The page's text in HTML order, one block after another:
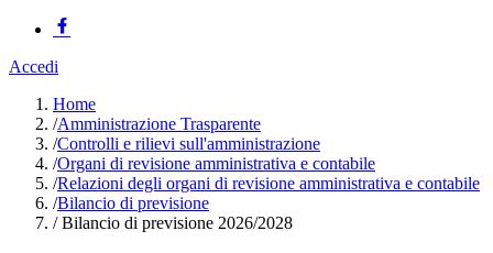
Accedi
Home
/Amministrazione Trasparente
/Controlli e rilievi sull'amministrazione
/Organi di revisione amministrativa e contabile
/Relazioni degli organi di revisione amministrativa e contabile
/Bilancio di previsione
/Bilancio di previsione 2026/2028